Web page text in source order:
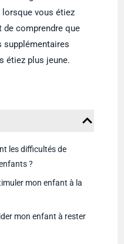
lorsque vous étiez
comprendre que
supplémentaires
étiez plus jeune.
les difficultés de
?
mon enfant à la
mon enfant à rester